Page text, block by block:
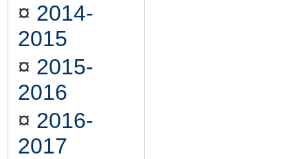
¤ 2014-
2015
¤ 2015-
2016
¤ 2016-
2017